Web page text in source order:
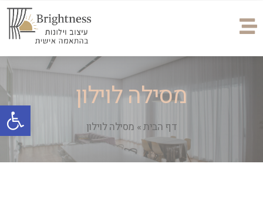
מסילה לוילון
דף הבית» מסילה לוילון